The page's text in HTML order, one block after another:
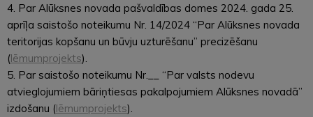
4. Par Alūksnes novada pašvaldības domes 2024. gada 25.
aprīļa saistošo noteikumu Nr. 14/2024 “Par Alūksnes novada
teritorijas kopšanu un būvju uzturēšanu” precizēšanu
(lēmumprojekts).
5. Par saistošo noteikumu Nr.__ “Par valsts nodevu
atvieglojumiem bāriņtiesas pakalpojumiem Alūksnes novadā”
izdošanu (lēmumprojekts).